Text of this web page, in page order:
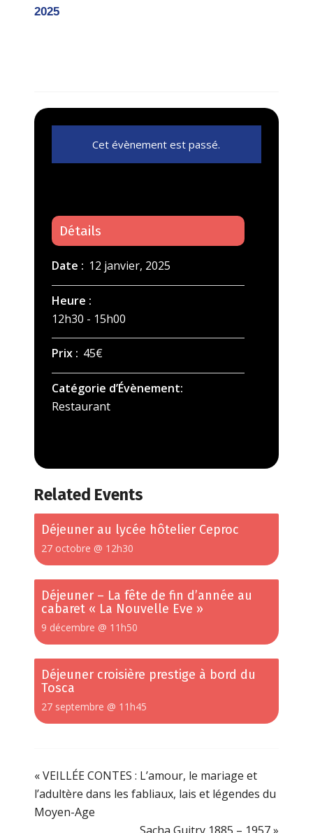
2025
Cet évènement est passé.
Détails
Date : 12 janvier, 2025
Heure :
12h30 - 15h00
Prix : 45€
Catégorie d’Évènement:
Restaurant
Related Events
Déjeuner au lycée hôtelier Ceproc
27 octobre @ 12h30
Déjeuner – La fête de fin d’année au
cabaret « La Nouvelle Eve »
9 décembre @ 11h50
Déjeuner croisière prestige à bord du
Tosca
27 septembre @ 11h45
«VEILLÉE CONTES : L’amour, le mariage et
l’adultère dans les fabliaux, lais et légendes du
Moyen-Age